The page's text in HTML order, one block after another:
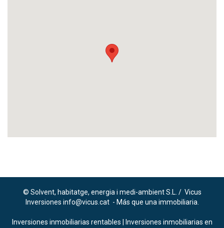
© Solvent, habitatge, energia i medi-ambient S.L. / Vicus
Inversiones info@vicus.cat - Más que una immobiliaria.
Inversiones inmobiliarias rentables Inversiones inmobiliarias en